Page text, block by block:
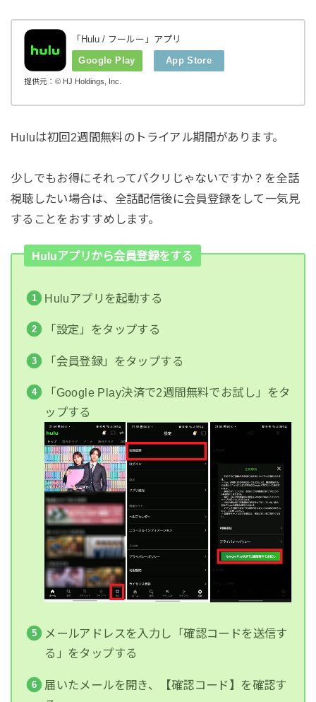
「Hulu / フールー」アプリ
Google Play
App Store
提供元：© HJ Holdings, Inc.
Huluは初回2週間無料のトライアル期間があります。
少しでもお得にそれってパクリじゃないですか？を全話
視聴したい場合は、全話配信後に会員登録をして一気見
することをおすすめします。
Huluアプリから会員登録をする
Huluアプリを起動する
「設定」をタップする
「会員登録」をタップする
「Google Play決済で2週間無料でお試し」をタ
ップする
メールアドレスを入力し「確認コードを送信す
る」をタップする
届いたメールを開き、【確認コード】を確認す